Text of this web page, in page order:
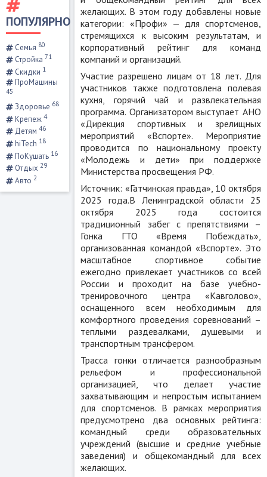
ПОПУЛЯРНО
Семья 80
Стройка 71
Скидки 1
ПроМашины
45
Здоровье 68
Крепеж 4
Детям 46
hiTech 18
ПоКушать 16
Отдых 29
Авто 2
желающих. В этом году добавлены новые
категории: «Профи» — для спортсменов,
стремящихся к высоким результатам, и
корпоративный рейтинг для команд
компаний и организаций.
Участие разрешено лицам от 18 лет. Для
участников также подготовлена полевая
кухня, горячий чай и развлекательная
программа. Организатором выступает АНО
«Дирекция спортивных и зрелищных
мероприятий «Вспорте». Мероприятие
проводится по национальному проекту
«Молодежь и дети» при поддержке
Министерства просвещения РФ.
Источник: «Гатчинская правда», 10 октября
2025 года.В Ленинградской области 25
октября 2025 года состоится
традиционный забег с препятствиями –
Гонка ГТО «Время Побеждать»,
организованная командой «Вспорте». Это
масштабное спортивное событие
ежегодно привлекает участников со всей
России и проходит на базе учебно-
тренировочного центра «Кавголово»,
оснащенного всем необходимым для
комфортного проведения соревнований –
теплыми раздевалками, душевыми и
транспортным трансфером.
Трасса гонки отличается разнообразным
рельефом и профессиональной
организацией, что делает участие
захватывающим и непростым испытанием
для спортсменов. В рамках мероприятия
предусмотрено два основных рейтинга:
командный среди образовательных
учреждений (высшие и средние учебные
заведения) и общекомандный для всех
желающих.